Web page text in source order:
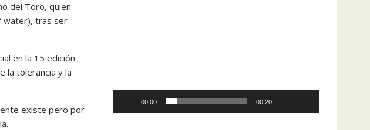
del Toro, quien
water), tras ser
en la 15 edición
la tolerancia y la
existe pero por
00:00 00:20